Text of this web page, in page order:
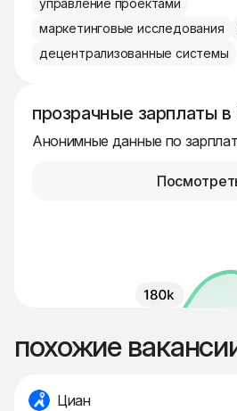
управление проектами
маркетинговые исследования
децентрализованные системы
прозрачные зарплаты в
Анонимные данные по
похожие
Циан